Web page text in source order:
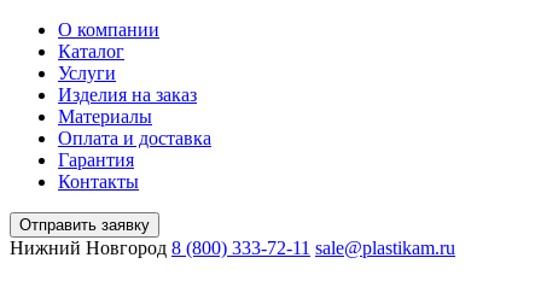
О компании
Каталог
Услуги
Изделия на заказ
Материалы
Оплата и доставка
Гарантия
Контакты
Отправить заявку
Нижний Новгород 8 (800) 333-72-11 sale@plastikam.ru